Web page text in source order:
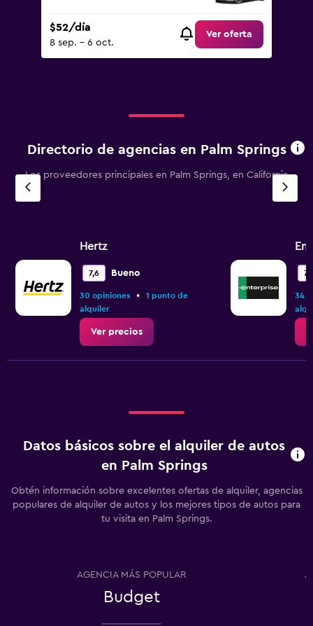
$52/día
8 sep. - 6 oct.
Ver oferta
Directorio de agencias en Palm Springs
Los proveedores principales en Palm Springs, en California
Hertz
7,6 Bueno
30 opiniones •
1 punto de
alquiler
Ver precios
34
Datos básicos sobre el alquiler de autos
en Palm Springs
Obtén información sobre excelentes ofertas de alquiler, agencias
populares de alquiler de autos y los mejores tipos de autos para
tu visita en Palm Springs.
AGENCIA MÁS POPULAR
Budget